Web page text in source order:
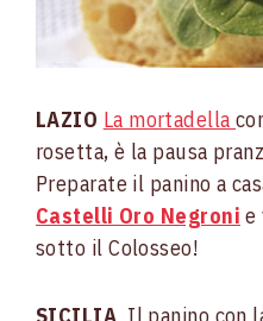
LAZIO La mortadella
rosetta, è la pausa
Preparate il panino a
Castelli Oro Negroni e
sotto il Colosseo!